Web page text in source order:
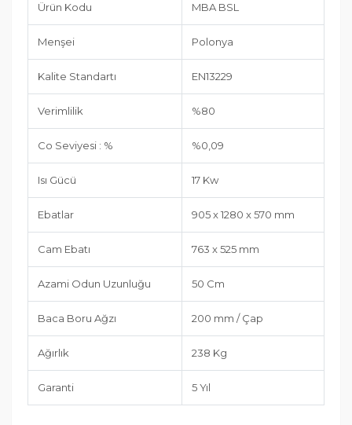
Ürün Kodu MBA BSL
Menşei Polonya
Kalite Standartı EN13229
Verimlilik %80
Co Seviyesi : % %0,09
Isı Gücü 17 Kw
Ebatlar 905 x 1280 x 570 mm
Cam Ebatı 763 x 525 mm
Azami Odun Uzunluğu 50 Cm
Baca Boru Ağzı 200 mm / Çap
Ağırlık 238 Kg
Garanti 5 Yıl